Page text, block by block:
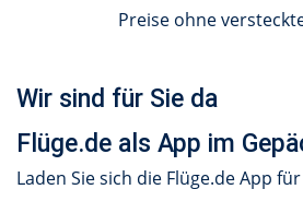
Preise ohne
Wir sind für Sie da
Flüge.de als App im
Laden Sie sich die Flüge.de App